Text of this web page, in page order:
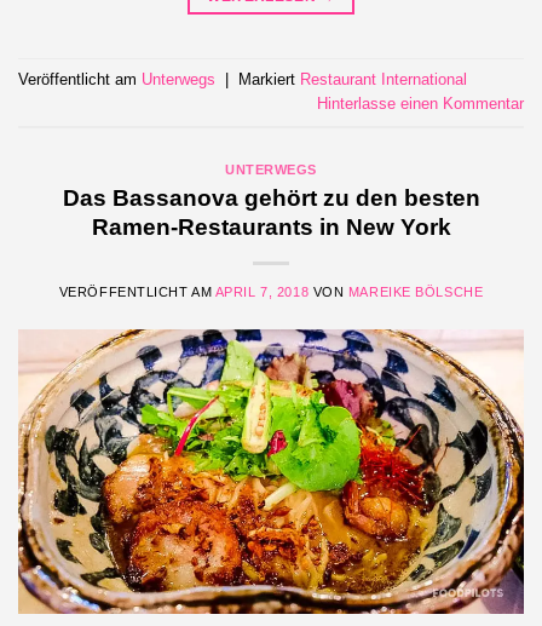
Veröffentlicht am Unterwegs | Markiert Restaurant International
Hinterlasse einen Kommentar
UNTERWEGS
Das Bassanova gehört zu den besten
Ramen-Restaurants in New York
VERÖFFENTLICHT AM APRIL 7, 2018 VON MAREIKE BÖLSCHE